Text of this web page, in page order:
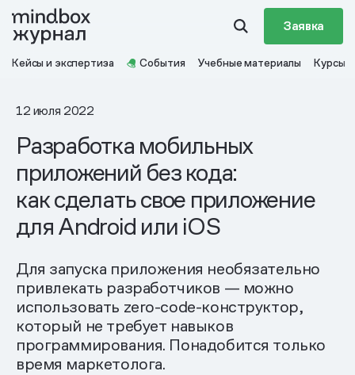
Заявка
Кейсы и экспертиза События Учебные материалы Курсы
12 июля 2022
Разработка мобильных
приложений без кода:
как сделать свое приложение
для Android или iOS
Для запуска приложения необязательно
привлекать разработчиков — можно
использовать zero-code-конструктор,
который не требует навыков
программирования. Понадобится только
время маркетолога.